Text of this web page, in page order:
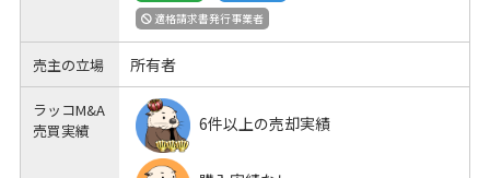
適格請求書発行事業者
売主の立場 所有者
ラッコM&A
売買実績
6件以上の売却実績